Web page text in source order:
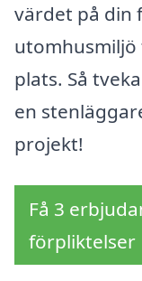
värdet på din
utomhusmiljö
plats. Så
en
projekt!
Få 3
förpliktelser